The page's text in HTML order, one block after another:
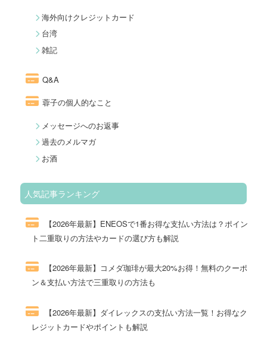
海外向けクレジットカード
台湾
雑記
Q&A
蓉子の個人的なこと
メッセージへのお返事
過去のメルマガ
お酒
人気記事ランキング
【2026年最新】ENEOSで1番お得な支払い方法は？ポイン
ト二重取りの方法やカードの選び方も解説
【2026年最新】コメダ珈琲が最大20%お得！無料のクーポ
ン＆支払い方法で三重取りの方法も
【2026年最新】ダイレックスの支払い方法一覧！お得なク
レジットカードやポイントも解説